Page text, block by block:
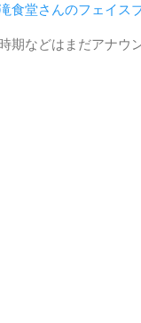
食堂さんのフェイス
期などはまだアナウ